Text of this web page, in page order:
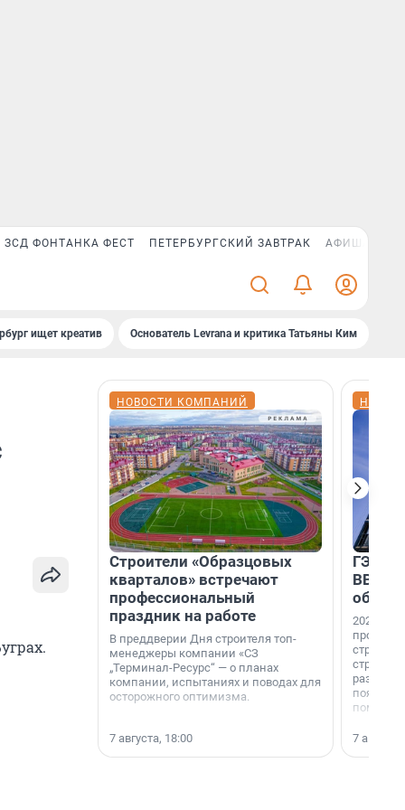
ЗСД ФОНТАНКА ФЕСТ ПЕТЕРБУРГСКИЙ ЗАВТРАК АФИША PLUS
ищет креатив Основатель Levrana и критика Татьяны Ким
НОВОСТИ КОМПАНИЙ
Строители «Образцовых
кварталов» встречают
профессиональный
праздник на работе
В преддверии Дня строителя топ-
менеджеры компании «СЗ
„Терминал-Ресурс“ — о планах
компании, испытаниях и поводах для
осторожного оптимизма.
7 августа, 18:00
ГЭС,
ВВП: в
об
2026-й —
раз. В
7